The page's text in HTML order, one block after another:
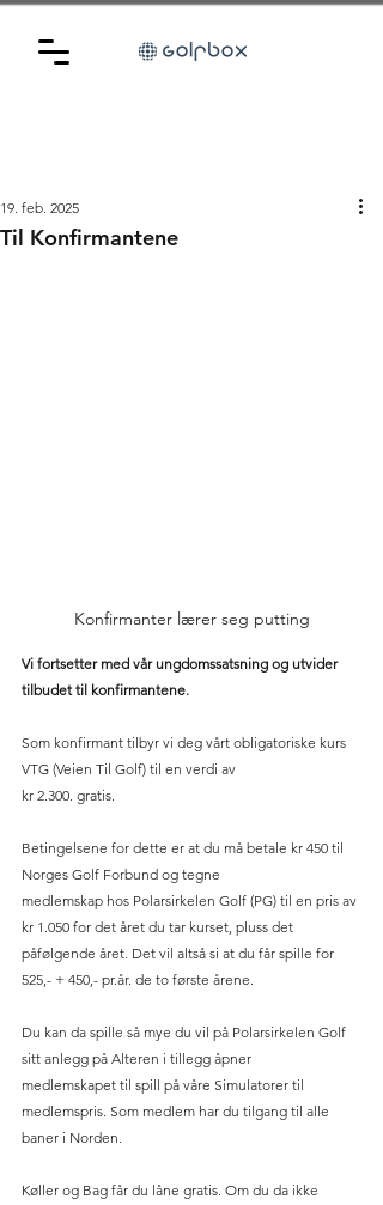
Til Konfirmantene
19. feb. 2025
Konfirmanter lærer seg putting
Vi fortsetter med vår ungdomssatsning og utvider
tilbudet til konfirmantene.
Som konfirmant tilbyr vi deg vårt obligatoriske kurs
VTG (Veien Til Golf) til en verdi av
kr 2.300. gratis.
Betingelsene for dette er at du må betale kr 450 til
Norges Golf Forbund og tegne
medlemskap hos Polarsirkelen Golf (PG) til en pris av
kr 1.050 for det året du tar kurset, pluss det
påfølgende året. Det vil altså si at du får spille for
525,- + 450,- pr.år. de to første årene.
Du kan da spille så mye du vil på Polarsirkelen Golf
sitt anlegg på Alteren i tillegg åpner
medlemskapet til spill på våre Simulatorer til
medlemspris. Som medlem har du tilgang til alle
baner i Norden.
Køller og Bag får du låne gratis. Om du da ikke